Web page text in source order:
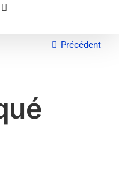
Précédent